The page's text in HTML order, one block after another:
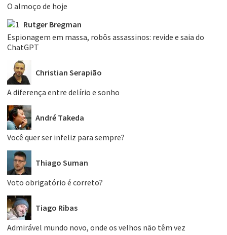
O almoço de hoje
Rutger Bregman
Espionagem em massa, robôs assassinos: revide e saia do
ChatGPT
Christian Serapião
A diferença entre delírio e sonho
André Takeda
Você quer ser infeliz para sempre?
Thiago Suman
Voto obrigatório é correto?
Tiago Ribas
Admirável mundo novo, onde os velhos não têm vez